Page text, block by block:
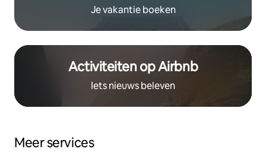
Je vakantie boeken
Activiteiten op Airbnb
Iets nieuws beleven
Meer services